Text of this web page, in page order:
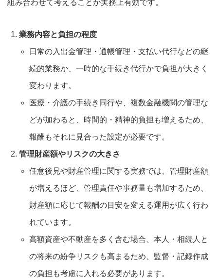
組み合わせて考えることが実務上有効です。
業務内容と負担の程度
日常の入出金管理・通帳管理・支払い代行などの継
続的業務か、一時的な手続き代行かで負担が大きく
変わります。
医療・介護の手続き同行や、複数金融機関の管理な
どが加わると、時間的・精神的負担も増えるため、
報酬もそれに見合った設定が必要です。
管理財産額やリスクの大きさ
任意後見や財産管理に関する実務では、管理財産額
が増えるほど、管理責任や事務量も増加するため、
財産額に応じて報酬の目安を変える運用が広く行わ
れています。
高額資産や不動産を多く含む場合、本人・相続人と
の将来の紛争リスクも高まるため、監督・記録作成
の負担も考慮に入れる必要があります。